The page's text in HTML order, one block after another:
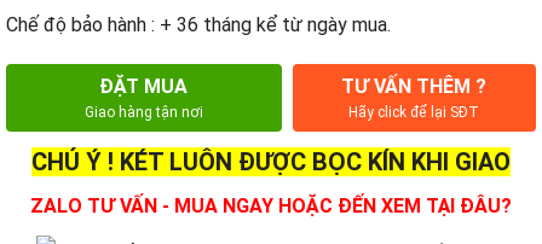
Chế độ bảo hành : + 36 tháng kể từ ngày mua.
ĐẶT MUA
Giao hàng tận nơi
TƯ VẤN THÊM ?
Hãy click để lại SĐT
CHÚ Ý ! KÉT LUÔN ĐƯỢC BỌC KÍN KHI GIAO
ZALO TƯ VẤN - MUA NGAY HOẶC ĐẾN XEM TẠI ĐÂU?